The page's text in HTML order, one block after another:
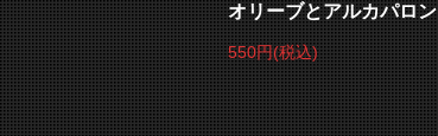
オリーブとアルカパロン
550円(税込)